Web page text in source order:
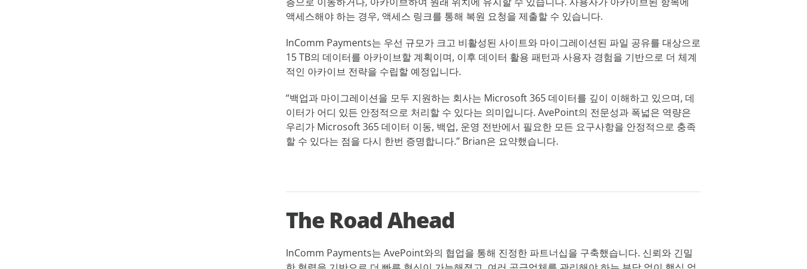
액세스해야 하는 경우, 액세스 링크를 통해 복원 요청을 제출할 수 있습니다.
InComm Payments는 우선 규모가 크고 비활성된 사이트와 마이그레이션된 파일 공유를 대상으로
15 TB의 데이터를 아카이브할 계획이며, 이후 데이터 활용 패턴과 사용자 경험을 기반으로 더 체계
적인 아카이브 전략을 수립할 예정입니다.
“백업과 마이그레이션을 모두 지원하는 회사는 Microsoft 365 데이터를 깊이 이해하고 있으며, 데
이터가 어디 있든 안정적으로 처리할 수 있다는 의미입니다. AvePoint의 전문성과 폭넓은 역량은
우리가 Microsoft 365 데이터 이동, 백업, 운영 전반에서 필요한 모든 요구사항을 안정적으로 충족
할 수 있다는 점을 다시 한번 증명합니다.” Brian은 요약했습니다.
The Road Ahead
InComm Payments는 AvePoint와의 협업을 통해 진정한 파트너십을 구축했습니다. 신뢰와 긴밀